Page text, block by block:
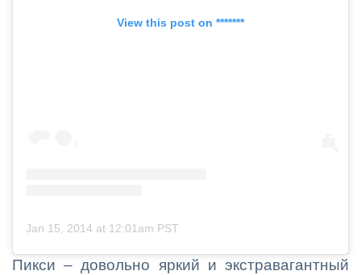
View this post on *******
Jan 15, 2014 at 12:01am PST
Пикси – довольно яркий и экстравагантный